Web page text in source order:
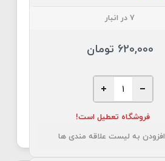
7 در انبار
620,000 تومان
فروشگاه تعطیل است!
افزودن به لیست علاقه مندی ها